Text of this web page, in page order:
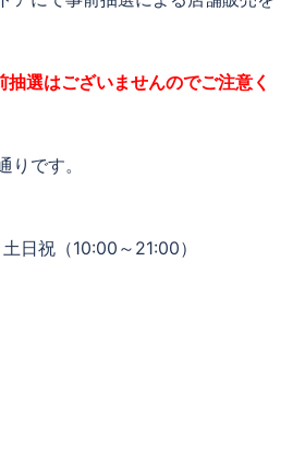
選はございませんのでご注意く
りです。
日祝（10:00～21:00）